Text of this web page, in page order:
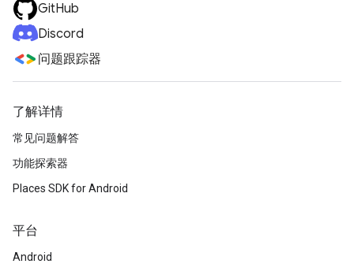
GitHub
Discord
问题跟踪器
了解详情
常见问题解答
功能探索器
Places SDK for Android
平台
Android